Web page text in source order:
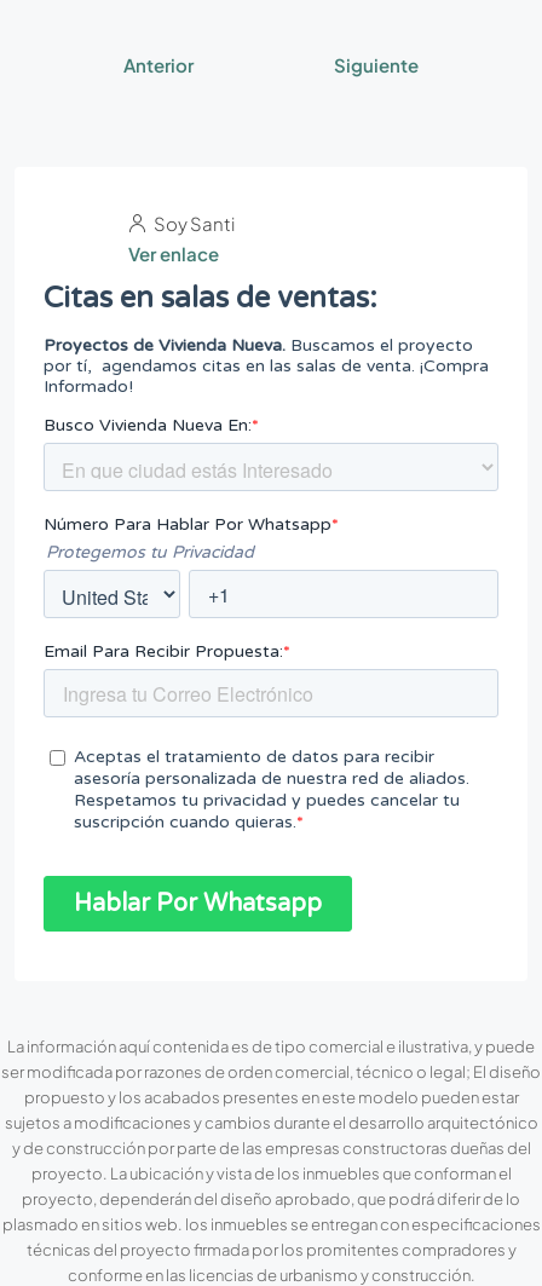
Anterior Siguiente
Soy Santi
Ver enlace
La información aquí contenida es de tipo comercial e ilustrativa, y puede
ser modificada por razones de orden comercial, técnico o legal; El diseño
propuesto y los acabados presentes en este modelo pueden estar
sujetos a modificaciones y cambios durante el desarrollo arquitectónico
y de construcción por parte de las empresas constructoras dueñas del
proyecto. La ubicación y vista de los inmuebles que conforman el
proyecto, dependerán del diseño aprobado, que podrá diferir de lo
plasmado en sitios web. los inmuebles se entregan con especificaciones
técnicas del proyecto firmada por los promitentes compradores y
conforme en las licencias de urbanismo y construcción.